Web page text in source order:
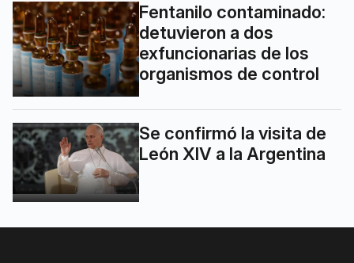
Fentanilo contaminado:
detuvieron a dos
exfuncionarias de los
organismos de control
Se confirmó la visita de
León XIV a la Argentina